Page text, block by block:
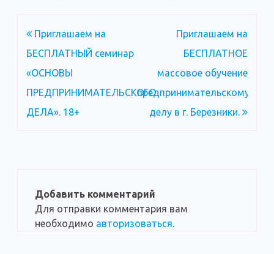
Навигация
по
записям
Приглашаем на
БЕСПЛАТНЫЙ семинар
«ОСНОВЫ
ПРЕДПРИНИМАТЕЛЬСКОГО
ДЕЛА». 18+
Приглашаем на
БЕСПЛАТНОЕ
массовое обучение
предпринимательскому
делу в г. Березники.
Добавить комментарий
Для отправки комментария вам
необходимо авторизоваться.